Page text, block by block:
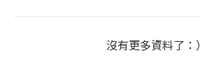
沒有更多資料了：）